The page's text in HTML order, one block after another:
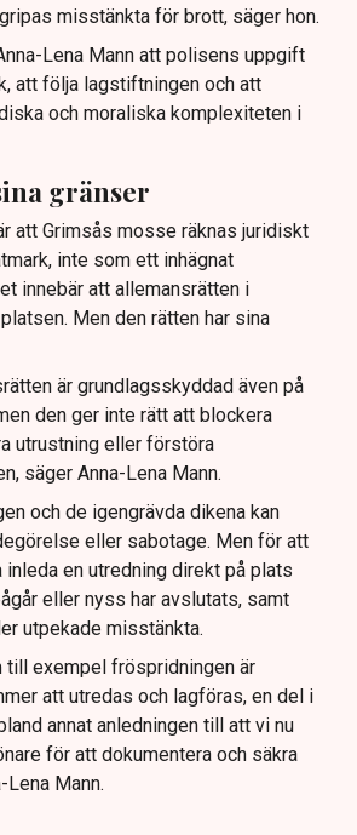
misstänkta för brott, säger hon.
Lena Mann att polisens uppgift
att följa lagstiftningen och att
och moraliska komplexiteten i
gränser
att Grimsås mosse räknas juridiskt
inte som ett inhägnat
innebär att allemansrätten i
Men den rätten har sina
är grundlagsskyddad även på
den ger inte rätt att blockera
utrustning eller förstöra
säger Anna-Lena Mann.
och de igengrävda dikena kan
eller sabotage. Men för att
inleda en utredning direkt på plats
eller nyss har avslutats, samt
utpekade misstänkta.
till exempel fröspridningen är
att utredas och lagföras, en del i
annat anledningen till att vi nu
för att dokumentera och säkra
Lena Mann.